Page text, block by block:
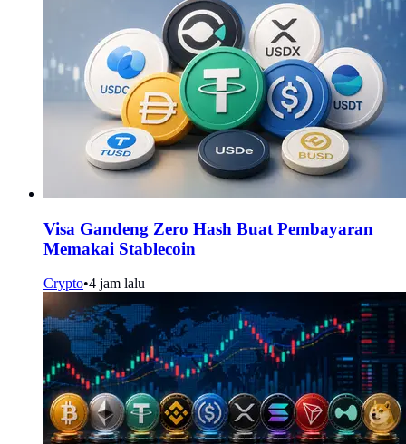
Visa Gandeng Zero Hash Buat Pembayaran
Memakai Stablecoin
Crypto•4 jam lalu